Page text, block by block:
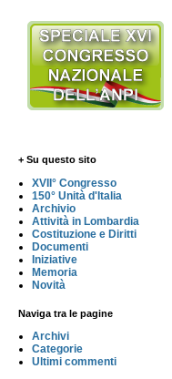
+ Su questo sito
XVII° Congresso
150° Unità d'Italia
Archivio
Attività in Lombardia
Costituzione e Diritti
Documenti
Iniziative
Memoria
Novità
Naviga tra le pagine
Archivi
Categorie
Ultimi commenti